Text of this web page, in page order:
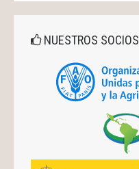
NUESTROS SOCIOS